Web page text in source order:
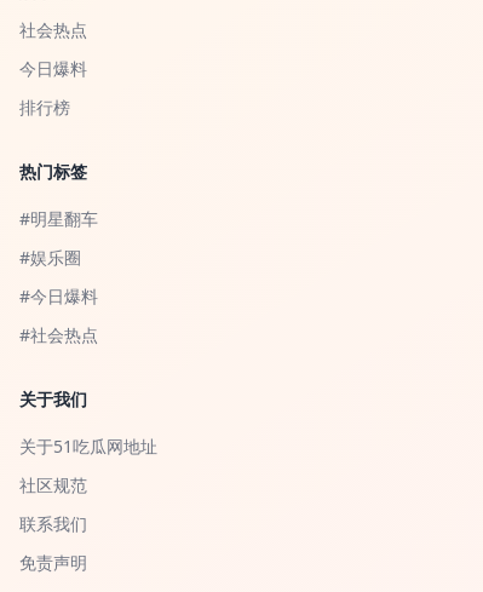
社会热点
今日爆料
排行榜
热门标签
#明星翻车
#娱乐圈
#今日爆料
#社会热点
关于我们
关于51吃瓜网地址
社区规范
联系我们
免责声明